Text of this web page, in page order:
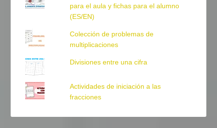
para el aula y fichas para el alumno
(ES/EN)
Colección de problemas de
multiplicaciones
Divisiones entre una cifra
Actividades de iniciación a las
fracciones